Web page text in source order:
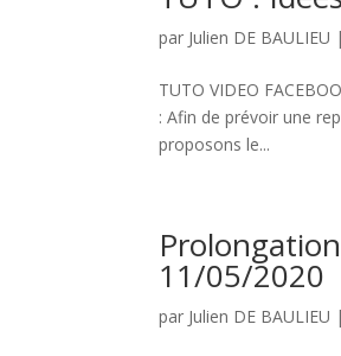
par Julien DE BAULIEU
TUTO VIDEO
: Afin de prévoir une
proposons le...
11/05/2020
par Julien DE BAULIEU